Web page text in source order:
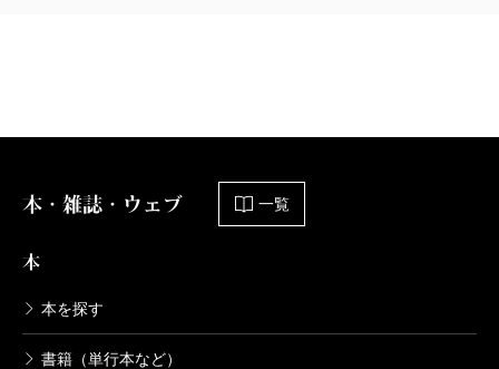
本・雑誌・ウェブ 一覧
本
本を探す
書籍（単行本など）